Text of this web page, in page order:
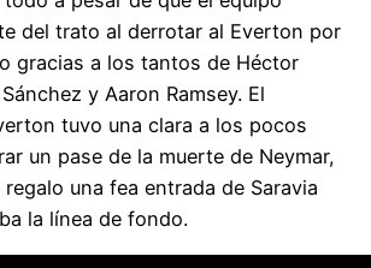
del trato al derrotar al Everton por
gracias a los tantos de Héctor
y Aaron Ramsey. El
tuvo una clara a los pocos
un pase de la muerte de Neymar,
una fea entrada de Saravia
la línea de fondo.